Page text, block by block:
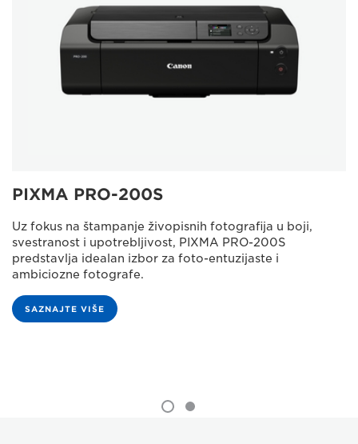
PIXMA PRO-200S
Uz fokus na štampanje živopisnih fotografija u boji,
svestranost i upotrebljivost, PIXMA PRO-200S
predstavlja idealan izbor za foto-entuzijaste i
ambiciozne fotografe.
SAZNAJTE VIŠE